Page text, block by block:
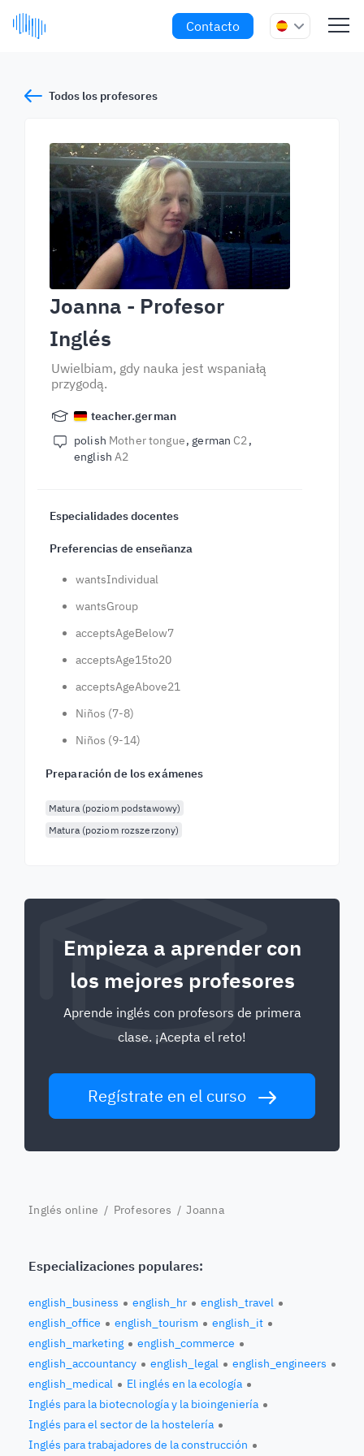
Contacto
Todos los profesores
Joanna - Profesor
Inglés
Uwielbiam, gdy nauka jest wspaniałą
przygodą.
teacher.german
polish Mother tongue german C2
englishA2
Especialidades docentes
Preferencias de enseñanza
wantsIndividual
wantsGroup
acceptsAgeBelow7
acceptsAge15to20
acceptsAgeAbove21
Niños (7-8)
Niños (9-14)
Preparación de los exámenes
Matura (poziom podstawowy)
Matura (poziom rozszerzony)
Empieza a aprender con
los mejores profesores
Aprende inglés con profesors de primera
clase. ¡Acepta el reto!
Regístrate en el curso
Inglés online / Profesores / Joanna
Especializaciones populares:
english_business english_hr
english_travel
english_office
english_tourism
english_it
english_marketing
english_commerce
english_accountancy
english_legal
english_engineers
english_medical
El inglés en la ecología
Inglés para la biotecnología y la bioingeniería
Inglés para el sector de la hostelería
Inglés para trabajadores de la construcción